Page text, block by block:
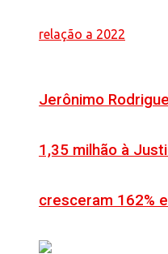
Jerônimo
1,35 milhão à
cresceram 162%